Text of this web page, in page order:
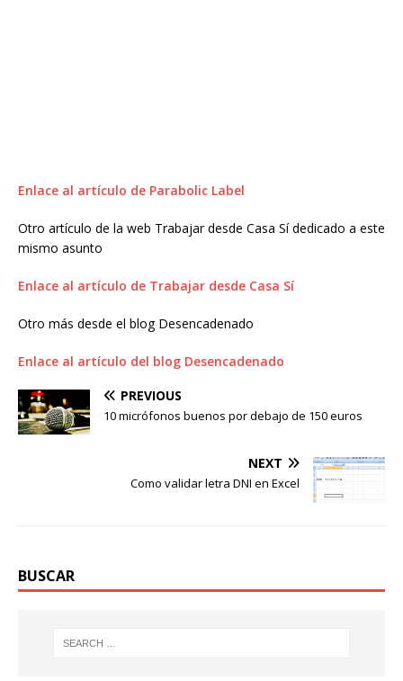
Enlace al artículo de Parabolic Label
Otro artículo de la web Trabajar desde Casa Sí dedicado a este
mismo asunto
Enlace al artículo de Trabajar desde Casa Sí
Otro más desde el blog Desencadenado
Enlace al artículo del blog Desencadenado
PREVIOUS
10 micrófonos buenos por debajo de 150 euros
NEXT
Como validar letra DNI en Excel
BUSCAR